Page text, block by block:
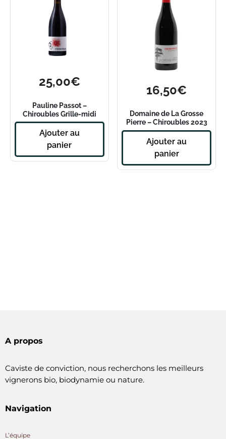
25,00€
Pauline Passot –
Chiroubles Grille-midi
2022
Ajouter au
panier
16,50€
Domaine de La Grosse
Pierre – Chiroubles 2023
Ajouter au
panier
A propos
Caviste de conviction, nous recherchons les meilleurs
vignerons bio, biodynamie ou nature.
Navigation
L’équipe